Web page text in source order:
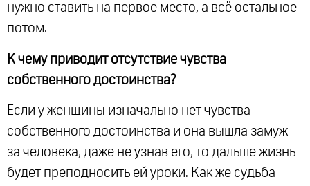
нужно ставить на первое место, а всё остальное
потом.
К чему приводит отсутствие чувства
собственного достоинства?
Если у женщины изначально нет чувства
собственного достоинства и она вышла замуж
за человека, даже не узнав его, то дальше жизнь
будет преподносить ей уроки. Как же судьба